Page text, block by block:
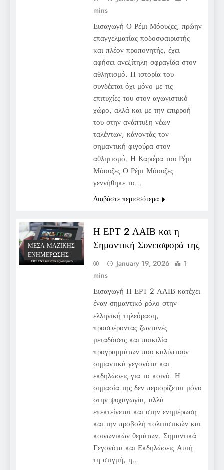
mins
Εισαγωγή Ο Ρέμι Μόουζες, πρώην
επαγγελματίας ποδοσφαιριστής
και πλέον προπονητής, έχει
αφήσει ανεξίτηλη σφραγίδα στον
αθλητισμό. Η ιστορία του
συνδέεται όχι μόνο με τις
επιτυχίες του στον αγωνιστικό
χώρο, αλλά και με την επιρροή
του στην ανάπτυξη νέων
ταλέντων, κάνοντάς τον
σημαντική φιγούρα στον
αθλητισμό. Η Καριέρα του Ρέμι
Μόουζες Ο Ρέμι Μόουζες
γεννήθηκε το…
Διαβάστε περισσότερα
ΜΈΣΑ ΜΑΖΙΚΉΣ
ΕΝΗΜΈΡΩΣΗΣ
Η ΕΡΤ 2 ΛΑΙΒ και η
Σημαντική Συνεισφορά της
January 19, 2026
1
mins
Εισαγωγή Η ΕΡΤ 2 ΛΑΙΒ κατέχει
έναν σημαντικό ρόλο στην
ελληνική τηλεόραση,
προσφέροντας ζωντανές
μεταδόσεις και ποικιλία
προγραμμάτων που καλύπτουν
σημαντικά γεγονότα και
εκδηλώσεις για το κοινό. Η
σημασία της δεν περιορίζεται μόνο
στην ψυχαγωγία, αλλά
επεκτείνεται και στην ενημέρωση
και την προβολή πολιτιστικών και
κοινωνικών θεμάτων. Σημαντικά
Γεγονότα και Εκδηλώσεις Αυτή
τη στιγμή, η…